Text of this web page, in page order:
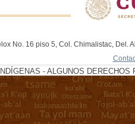
No. 16 piso 5, Col. Chimalistac, Del.
- ALGUNOS